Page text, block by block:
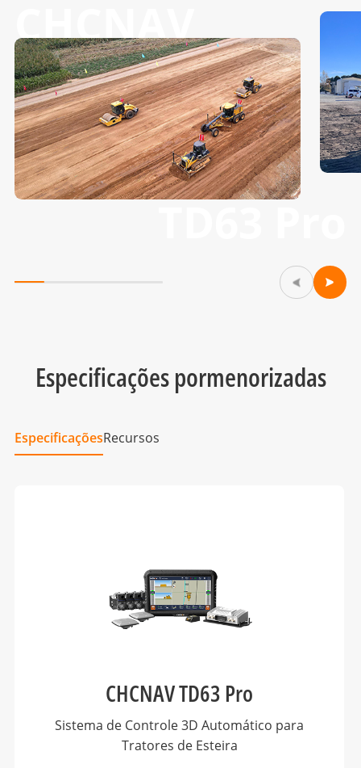
CHCNAV
Especificações pormenorizadas
EspecificaçõesRecursos
CHCNAV TD63 Pro
Sistema de Controle 3D Automático para
Tratores de Esteira